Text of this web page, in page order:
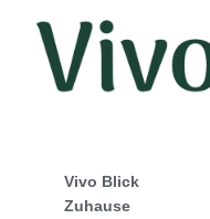
Vivo Blick
Zuhause